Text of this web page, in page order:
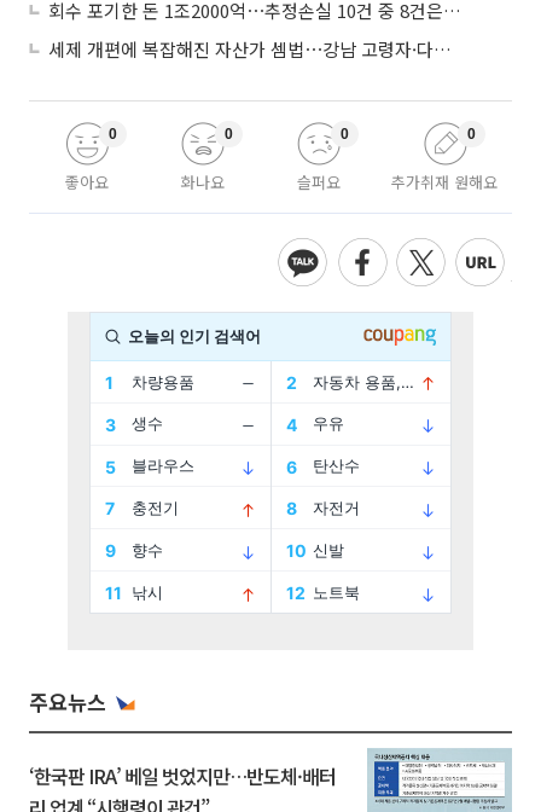
회수 포기한 돈 1조2000억⋯추정손실 10건 중 8건은 기업대출
세제 개편에 복잡해진 자산가 셈법⋯강남 고령자·다주택자 ‘자산재편 고심’
좋아요
0
화나요
0
슬퍼요
0
추가취재 원해요
0
주요뉴스
‘한국판 IRA’ 베일 벗었지만…반도체·배터